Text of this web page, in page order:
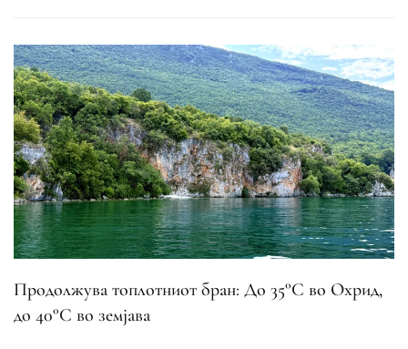
Продолжува топлотниот бран: До 35°C во Охрид,
до 40°C во земјава